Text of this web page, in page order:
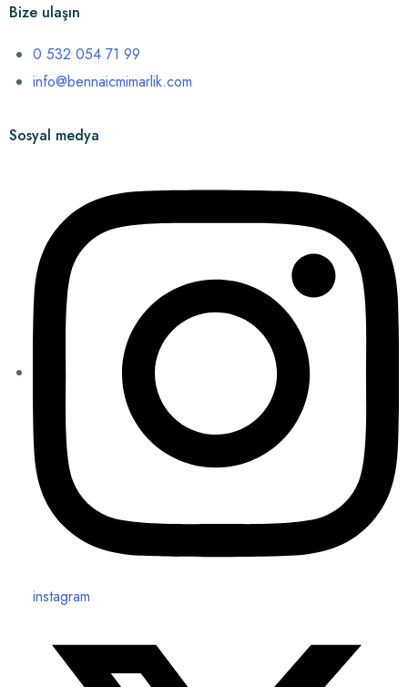
Bize ulaşın
0 532 054 71 99
info@bennaicmimarlik.com
Sosyal medya
instagram